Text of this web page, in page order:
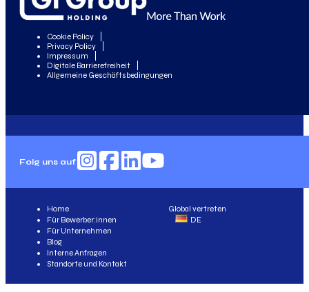
Cookie Policy
Privacy Policy
Impressum
Digitale Barrierefreiheit
Allgemeine Geschäftsbedingungen
Folg uns auf
Global vertreten
DE
Home
Für Bewerber:innen
Für Unternehmen
Blog
Interne Anfragen
Standorte und Kontakt